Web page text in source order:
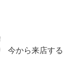
今から来店する